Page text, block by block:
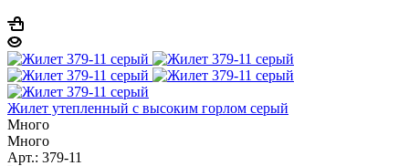
Жилет утепленный с высоким горлом серый
Много
Много
Арт.: 379-11